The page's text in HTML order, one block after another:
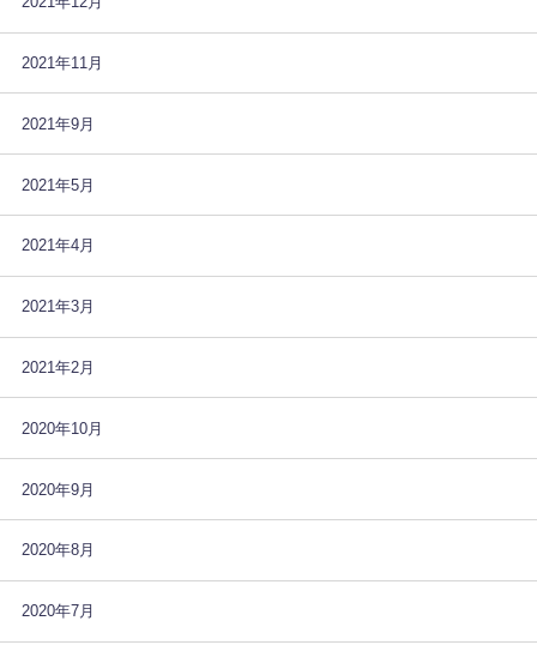
2021年11月
2021年9月
2021年5月
2021年4月
2021年3月
2021年2月
2020年10月
2020年9月
2020年8月
2020年7月